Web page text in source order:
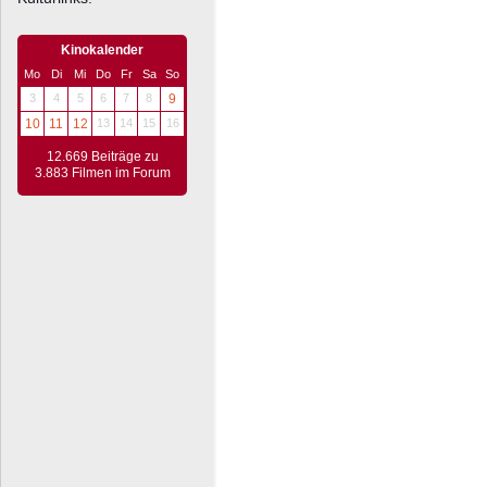
Kinokalender
Mo Di Mi Do Fr Sa
So
3
4 5 6 7 8
9
10
11 12 13 14 15 16
12.669 Beiträge zu
3.883 Filmen im Forum